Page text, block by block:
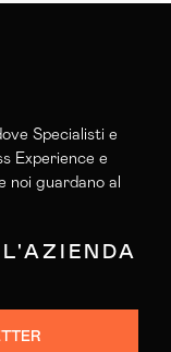
Specialisti e
Experience e
noi guardano al